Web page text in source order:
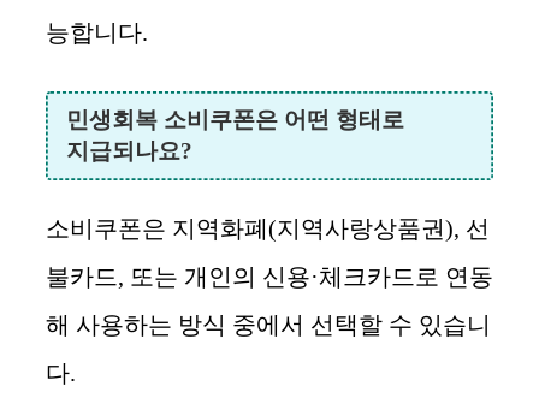
능합니다.
민생회복 소비쿠폰은 어떤 형태로
지급되나요?
소비쿠폰은 지역화폐(지역사랑상품권), 선
불카드, 또는 개인의 신용·체크카드로 연동
해 사용하는 방식 중에서 선택할 수 있습니
다.